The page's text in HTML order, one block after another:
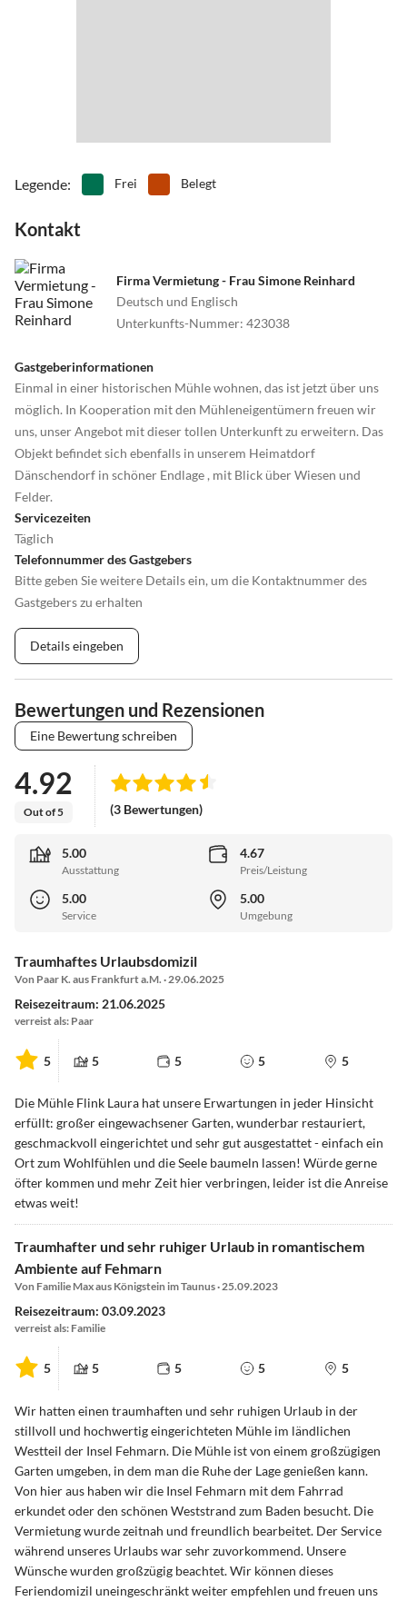
Legende: Frei Belegt
Kontakt
Firma Vermietung - Frau Simone Reinhard
Deutsch und Englisch
Unterkunfts-Nummer: 423038
Gastgeberinformationen
Einmal in einer historischen Mühle wohnen, das ist jetzt über uns
möglich. In Kooperation mit den Mühleneigentümern freuen wir
uns, unser Angebot mit dieser tollen Unterkunft zu erweitern. Das
Objekt befindet sich ebenfalls in unserem Heimatdorf
Dänschendorf in schöner Endlage , mit Blick über Wiesen und
Felder.
Servicezeiten
Täglich
Telefonnummer des Gastgebers
Bitte geben Sie weitere Details ein, um die Kontaktnummer des
Gastgebers zu erhalten
Details eingeben
Bewertungen und Rezensionen
Eine Bewertung schreiben
4.92
Out of 5 (3 Bewertungen)
5.00
Ausstattung
4.67
Preis/Leistung
5.00
Service
5.00
Umgebung
Traumhaftes Urlaubsdomizil
Von Paar K. aus Frankfurt a.M. · 29.06.2025
Reisezeitraum: 21.06.2025
verreist als: Paar
5 5 5 5 5
Die Mühle Flink Laura hat unsere Erwartungen in jeder Hinsicht
erfüllt: großer eingewachsener Garten, wunderbar restauriert,
geschmackvoll eingerichtet und sehr gut ausgestattet - einfach ein
Ort zum Wohlfühlen und die Seele baumeln lassen! Würde gerne
öfter kommen und mehr Zeit hier verbringen, leider ist die Anreise
etwas weit!
Traumhafter und sehr ruhiger Urlaub in romantischem
Ambiente auf Fehmarn
Von Familie Max aus Königstein im Taunus · 25.09.2023
Reisezeitraum: 03.09.2023
verreist als: Familie
5 5 5 5 5
Wir hatten einen traumhaften und sehr ruhigen Urlaub in der
stillvoll und hochwertig eingerichteten Mühle im ländlichen
Westteil der Insel Fehmarn. Die Mühle ist von einem großzügigen
Garten umgeben, in dem man die Ruhe der Lage genießen kann.
Von hier aus haben wir die Insel Fehmarn mit dem Fahrrad
erkundet oder den schönen Weststrand zum Baden besucht. Die
Vermietung wurde zeitnah und freundlich bearbeitet. Der Service
während unseres Urlaubs war sehr zuvorkommend. Unsere
Wünsche wurden großzügig beachtet. Wir können dieses
Feriendomizil uneingeschränkt weiter empfehlen und freuen uns